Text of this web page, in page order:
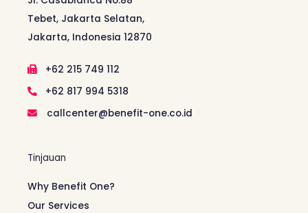
Tebet, Jakarta Selatan,
Jakarta, Indonesia 12870
+62 215 749 112
+62 817 994 5318
callcenter@benefit-one.co.id
Tinjauan
Why Benefit One?
Our Services